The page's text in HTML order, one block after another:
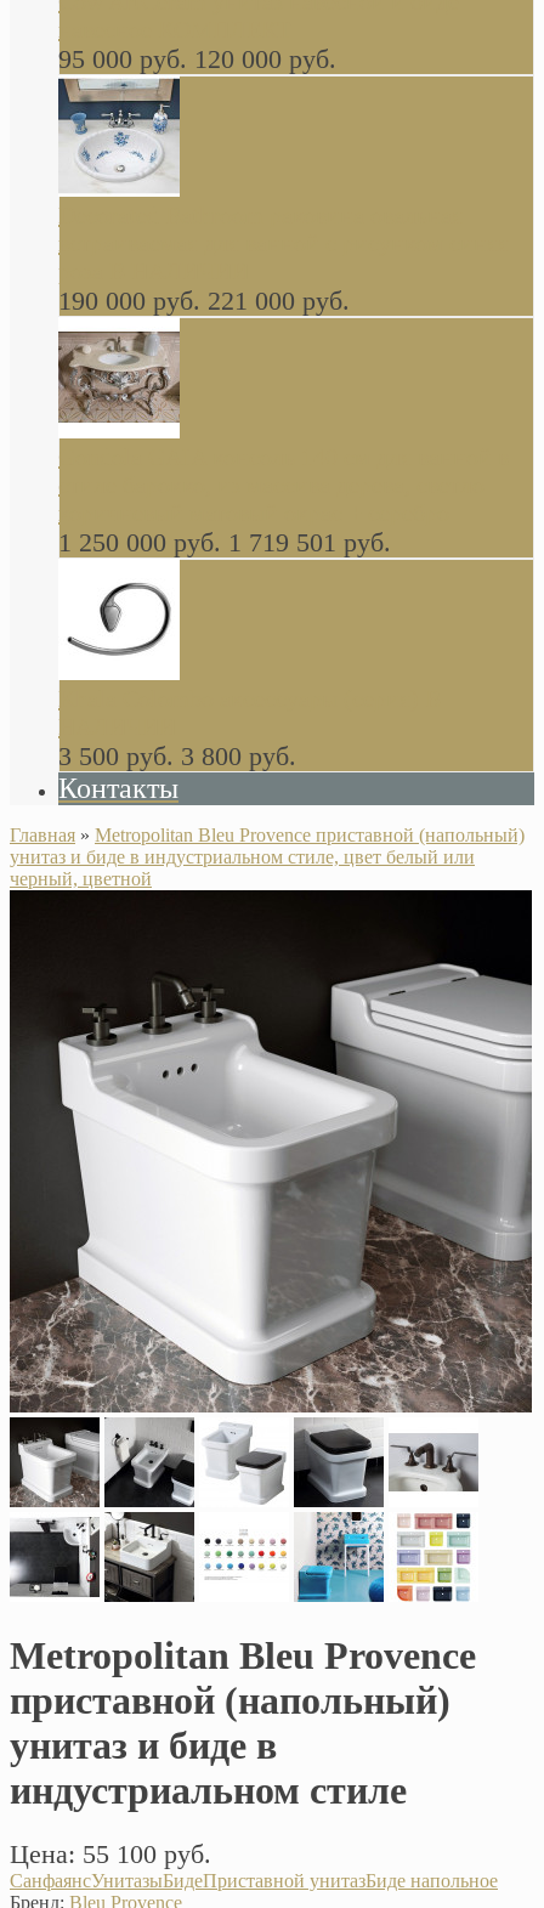
навесное КОМПЛЕКТ
95 000 руб. 120 000 руб.
Decorated Bathroom раковина овальная
встраиваемая для ванной с рисунком синяя
роза В НАЛИЧИИ
190 000 руб. 221 000 руб.
стиле барокко, из массива дерева, светло
коричневый матовый окрас + серебро
1 250 000 руб. 1 719 501 руб.
Khala Colombo аксессуары (серия) В
НАЛИЧИИ
3 500 руб. 3 800 руб.
Контакты
Главная » Metropolitan Bleu Provence приставной (напольный)
унитаз и биде в индустриальном стиле, цвет белый или
черный, цветной
Metropolitan Bleu Provence
приставной (напольный)
унитаз и биде в
индустриальном стиле
Цена: 55 100 руб.
СанфаянсУнитазыБидеПриставной унитазБиде напольное
Бренд: Bleu Provence